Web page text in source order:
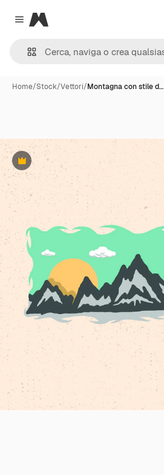
Close menu
Magnific
Home/Stock/Vettori/Montagna con stile d…
Premium